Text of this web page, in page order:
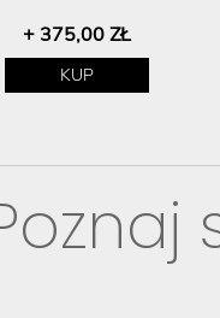
+ 375,00 ZŁ
KUP